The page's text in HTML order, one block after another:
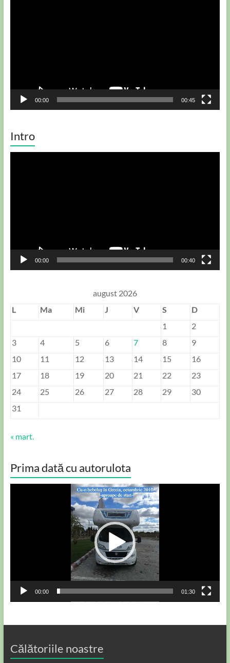
00:00 00:45
Intro
00:00 00:40
august 2026
L
Ma Mi J V S
D
1
2
3
4 5 6 7 8
9
10
11 12 13 14 15
16
17
18 19 20 21 22
23
24
25 26 27 28 29
30
31
« mart.
Prima dată cu autorulota
00:00 01:30
Călătoriile noastre